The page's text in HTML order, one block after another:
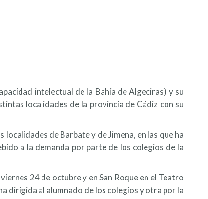
intelectual de la Bahía de Algeciras) y su
localidades de la provincia de Cádiz con su
de Barbate y de Jimena, en las que ha
a la demanda por parte de los colegios de la
24 de octubre y en San Roque en el Teatro
dirigida al alumnado de los colegios y otra por la